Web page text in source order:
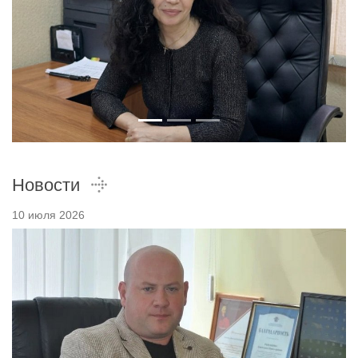
Новости
10 июля 2026